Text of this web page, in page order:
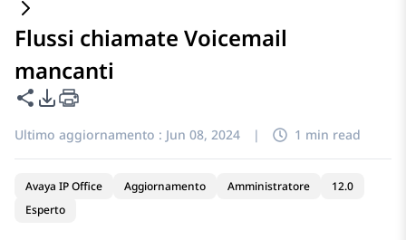
Flussi chiamate Voicemail
mancanti
Condividi questa pagina
Opzioni di esportazione PDF
Ultimo aggiornamento : Jun 08, 2024 | 1 min read
Avaya IP Office Aggiornamento Amministratore
12.0
Esperto